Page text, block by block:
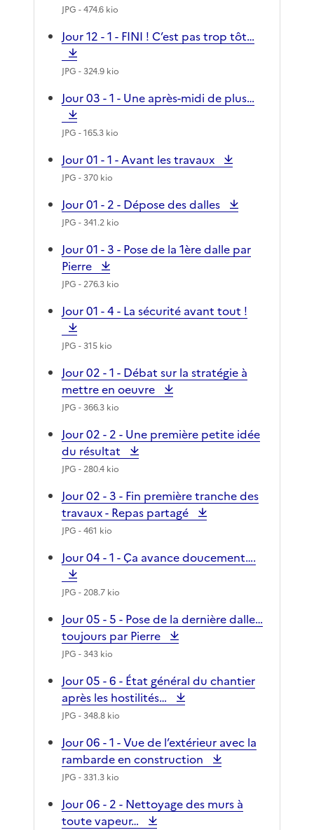
JPG - 474.6 kio
Jour 12 - 1 - FINI ! C’est pas trop tôt…
JPG - 324.9 kio
Jour 03 - 1 - Une après-midi de plus…
JPG - 165.3 kio
Jour 01 - 1 - Avant les travaux
JPG - 370 kio
Jour 01 - 2 - Dépose des dalles
JPG - 341.2 kio
Jour 01 - 3 - Pose de la 1ère dalle par
Pierre
JPG - 276.3 kio
Jour 01 - 4 - La sécurité avant tout !
JPG - 315 kio
Jour 02 - 1 - Débat sur la stratégie à
mettre en oeuvre
JPG - 366.3 kio
Jour 02 - 2 - Une première petite idée
du résultat
JPG - 280.4 kio
Jour 02 - 3 - Fin première tranche des
travaux - Repas partagé
JPG - 461 kio
Jour 04 - 1 - Ça avance doucement….
JPG - 208.7 kio
Jour 05 - 5 - Pose de la dernière dalle…
toujours par Pierre
JPG - 343 kio
Jour 05 - 6 - État général du chantier
après les hostilités…
JPG - 348.8 kio
Jour 06 - 1 - Vue de l’extérieur avec la
rambarde en construction
JPG - 331.3 kio
Jour 06 - 2 - Nettoyage des murs à
toute vapeur…